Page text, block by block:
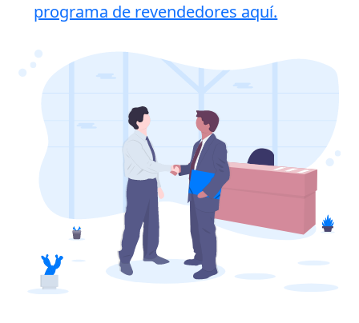
programa de revendedores aquí.